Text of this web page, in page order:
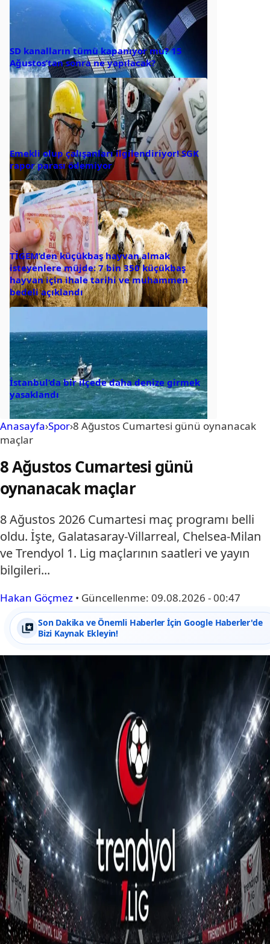
SD kanalların tümü kapanıyor mu? 15
Ağustos’tan sonra ne yapılacak?
Emekli olup çalışanları ilgilendiriyor! SGK
rapor parası ödemiyor
TİGEM’den küçükbaş hayvan almak
isteyenlere müjde: 7 bin 350 küçükbaş
hayvan için ihale tarihi ve muhammen
bedeli açıklandı
İstanbul’da bir ilçede daha denize girmek
yasaklandı
Anasayfa›Spor›8 Ağustos Cumartesi günü oynanacak
maçlar
8 Ağustos Cumartesi günü
oynanacak maçlar
8 Ağustos 2026 Cumartesi maç programı belli
oldu. İşte, Galatasaray-Villarreal, Chelsea-Milan
ve Trendyol 1. Lig maçlarının saatleri ve yayın
bilgileri...
Hakan Göçmez • Güncellenme: 09.08.2026 - 00:47
Son Dakika ve Önemli Haberler İçin Google Haberler'de
Bizi Kaynak Ekleyin!